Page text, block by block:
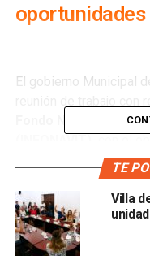
oportunidades
El gobierno Municipal
Fondo Nacional de
implementación del
Durante el encuentro,
relacionados con la
de acciones conjuntas
TE
Villa